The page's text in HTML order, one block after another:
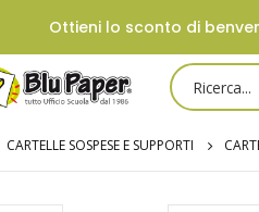
Ottieni lo sconto di
CARTELLE SOSPESE E SUPPORTI